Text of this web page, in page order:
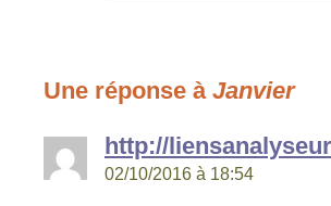
Une réponse à Janvier
http://
02/10/2016 à 18:54